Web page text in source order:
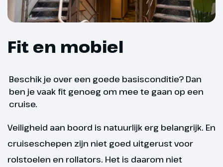
Tweede Kerstdag: Bonn –
Keulen
Na de champagnebrunch
arriveren we in Keulen. Een
van de vele mogelijkheden om de
middag in deze metropool door
afscheidsfeest.
Hoogtepunt
Fit en mobiel
Beschik je over een goede basisconditie? Dan
ben je vaak fit genoeg om mee te gaan op een
cruise.
Veiligheid aan boord is natuurlijk erg belangrijk. En
cruiseschepen zijn niet goed uitgerust voor
rolstoelen en rollators. Het is daarom niet